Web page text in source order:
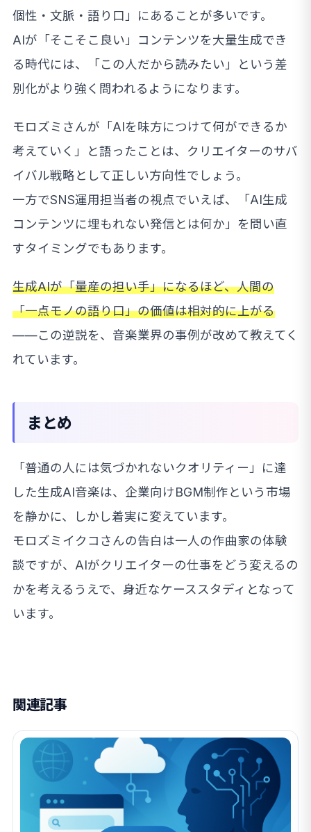
個性・文脈・語り口」にあることが多いです。
AIが「そこそこ良い」コンテンツを大量生成でき
る時代には、「この人だから読みたい」という差
別化がより強く問われるようになります。
モロズミさんが「AIを味方につけて何ができるか
考えていく」と語ったことは、クリエイターのサバ
イバル戦略として正しい方向性でしょう。
一方でSNS運用担当者の視点でいえば、「AI生成
コンテンツに埋もれない発信とは何か」を問い直
すタイミングでもあります。
生成AIが「量産の担い手」になるほど、人間の
「一点モノの語り口」の価値は相対的に上がる
——この逆説を、音楽業界の事例が改めて教えてく
れています。
まとめ
「普通の人には気づかれないクオリティー」に達
した生成AI音楽は、企業向けBGM制作という市場
を静かに、しかし着実に変えています。
モロズミイクコさんの告白は一人の作曲家の体験
談ですが、AIがクリエイターの仕事をどう変えるの
かを考えるうえで、身近なケーススタディとなって
います。
関連記事